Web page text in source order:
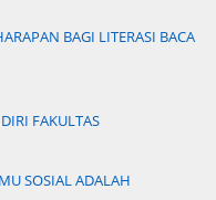
BAGI LITERASI BACA
FAKULTAS
SOSIAL ADALAH